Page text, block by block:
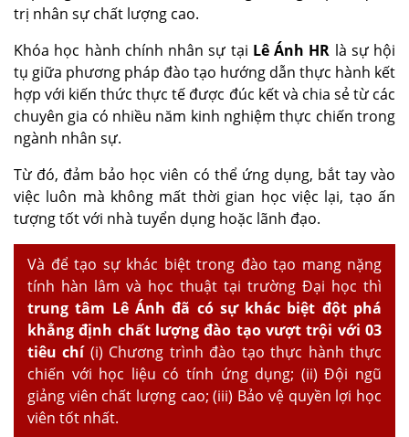
trị nhân sự chất lượng cao.
Khóa học hành chính nhân sự tại Lê Ánh HR là sự hội
tụ giữa phương pháp đào tạo hướng dẫn thực hành kết
hợp với kiến thức thực tế được đúc kết và chia sẻ từ các
chuyên gia có nhiều năm kinh nghiệm thực chiến trong
ngành nhân sự.
Từ đó, đảm bảo học viên có thể ứng dụng, bắt tay vào
việc luôn mà không mất thời gian học việc lại, tạo ấn
tượng tốt với nhà tuyển dụng hoặc lãnh đạo.
Và để tạo sự khác biệt trong đào tạo mang nặng
tính hàn lâm và học thuật tại trường Đại học thì
trung tâm Lê Ánh đã có sự khác biệt đột phá
khẳng định chất lượng đào tạo vượt trội với 03
tiêu chí(i) Chương trình đào tạo thực hành thực
chiến với học liệu có tính ứng dụng; (ii) Đội ngũ
giảng viên chất lượng cao; (iii) Bảo vệ quyền lợi học
viên tốt nhất.